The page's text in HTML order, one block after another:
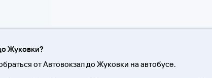
Жуковки?
от Автовокзал до Жуковки на автобусе.